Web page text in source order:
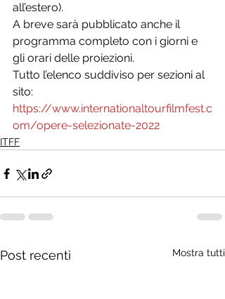
all’estero).
A breve sarà pubblicato anche il
programma completo con i giorni e
gli orari delle proiezioni.
Tutto l’elenco suddiviso per sezioni al
sito:
https://www.internationaltourfilmfest.c
om/opere-selezionate-2022
ITFF
Post recenti Mostra tutti